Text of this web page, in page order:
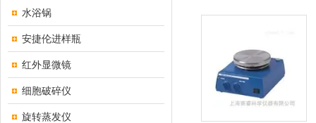
水浴锅
安捷伦进样瓶
红外显微镜
细胞破碎仪
旋转蒸发仪